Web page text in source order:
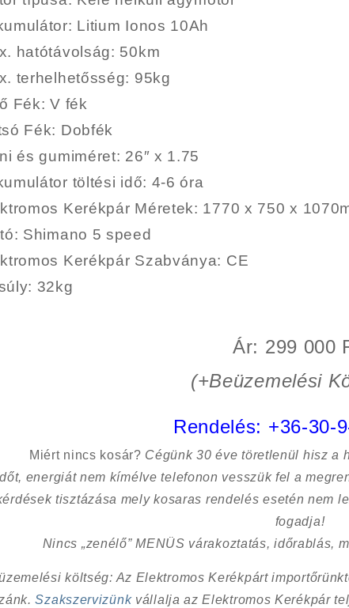
: Litium Ionos 10Ah
hatótávolság: 50km
terhelhetősség: 95kg
Fék: V fék
Fék: Dobfék
és gumiméret: 26″ x 1.75
töltési idő: 4-6 óra
Kerékpár Méretek: 1770 x 750 x
: Shimano 5 speed
Kerékpár Szabványa: CE
: 32kg
Ár: 299 000
(+Beüzemelési
Rendelés: +36-30-
Miért nincs kosár? Cégünk 30 éve töretlenül hisz a
energiát nem kímélvetelefonon vesszük fel a
tisztázása mely kosaras rendelés esetén nem
fogadja!
Nincs „zenélő” MENÜS várakoztatás, időrablás,
költség: Az Elektromos Kerékpárt
Szakszervizünk vállalja az Elektromos Kerékpár